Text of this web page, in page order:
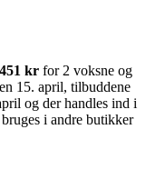
451 kr for 2 voksne og
15. april, tilbuddene
og der handles ind i
i andre butikker